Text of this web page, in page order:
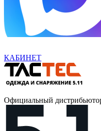
КАБИНЕТ
Официальный